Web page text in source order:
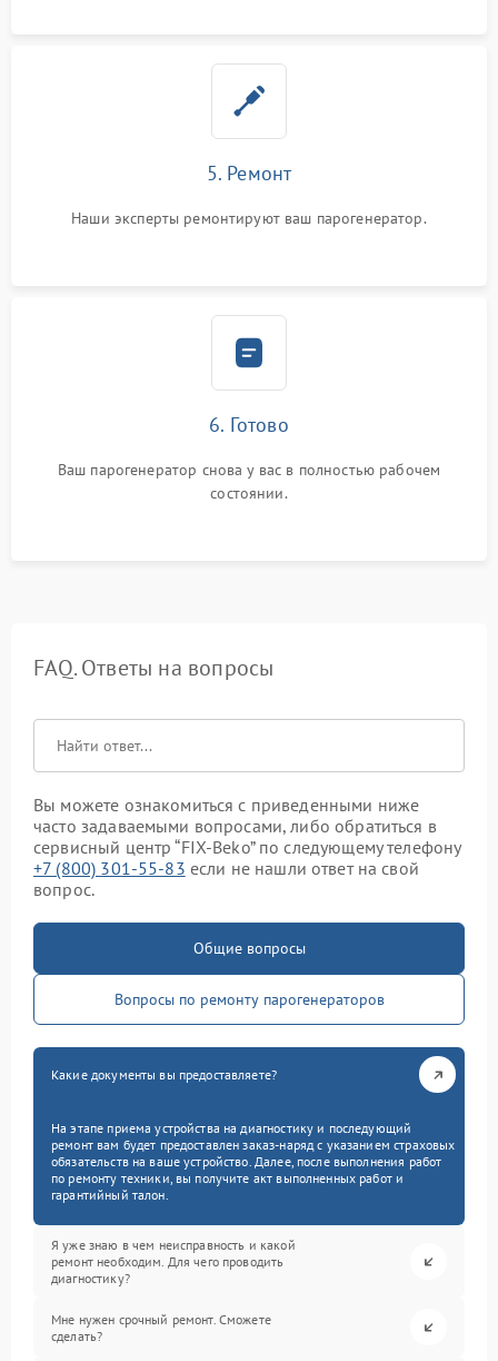
5. Ремонт
Наши эксперты ремонтируют ваш парогенератор.
6. Готово
Ваш парогенератор снова у вас в полностью рабочем
состоянии.
FAQ. Ответы на вопросы
Вы можете ознакомиться с приведенными ниже
часто задаваемыми вопросами, либо обратиться в
сервисный центр “FIX-Beko” по следующему телефону
+7 (800) 301-55-83 если не нашли ответ на свой
вопрос.
Общие вопросы
Вопросы по ремонту парогенераторов
Какие документы вы предоставляете?
На этапе приема устройства на диагностику и последующий
ремонт вам будет предоставлен заказ-наряд с указанием страховых
обязательств на ваше устройство. Далее, после выполнения работ
по ремонту техники, вы получите акт выполненных работ и
гарантийный талон.
Я уже знаю в чем неисправность и какой
ремонт необходим. Для чего проводить
диагностику?
Мне нужен срочный ремонт. Сможете
сделать?